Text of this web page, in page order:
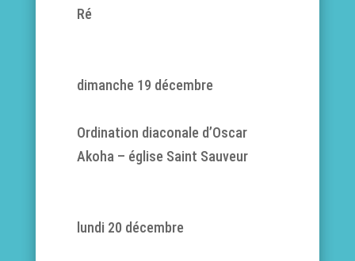
Ré
dimanche 19 décembre
Ordination diaconale d’Oscar
Akoha – église Saint Sauveur
lundi 20 décembre